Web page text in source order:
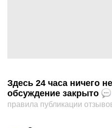
Здесь 24 часа ничего
обсуждение закрыто
правила публикации